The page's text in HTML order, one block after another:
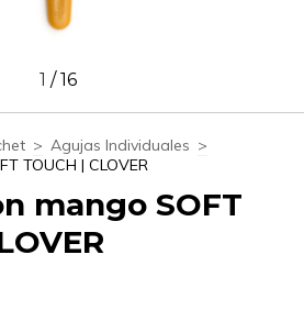
1 /16
> Agujas Individuales >
TOUCH | CLOVER
mango SOFT